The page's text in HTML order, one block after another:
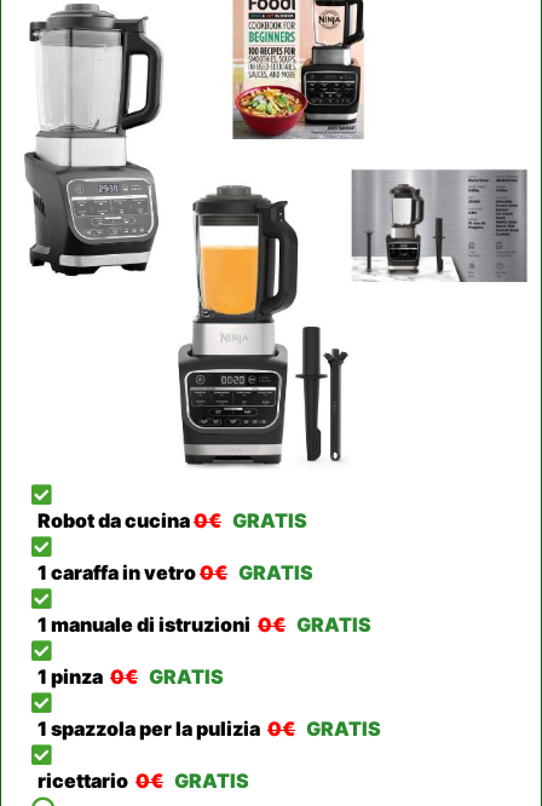
Robot da cucina0€ GRATIS
1 caraffa in vetro0€ GRATIS
1 manuale di istruzioni 0€ GRATIS
1 pinza 0€ GRATIS
1 spazzola per la pulizia 0€ GRATIS
ricettario 0€ GRATIS